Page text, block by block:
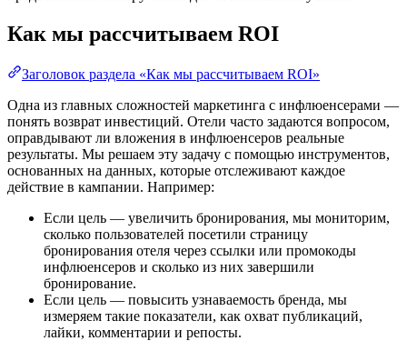
Как мы рассчитываем ROI
Заголовок раздела «Как мы рассчитываем ROI»
Одна из главных сложностей маркетинга с инфлюенсерами —
понять возврат инвестиций. Отели часто задаются вопросом,
оправдывают ли вложения в инфлюенсеров реальные
результаты. Мы решаем эту задачу с помощью инструментов,
основанных на данных, которые отслеживают каждое
действие в кампании. Например:
Если цель — увеличить бронирования, мы мониторим,
сколько пользователей посетили страницу
бронирования отеля через ссылки или промокоды
инфлюенсеров и сколько из них завершили
бронирование.
Если цель — повысить узнаваемость бренда, мы
измеряем такие показатели, как охват публикаций,
лайки, комментарии и репосты.